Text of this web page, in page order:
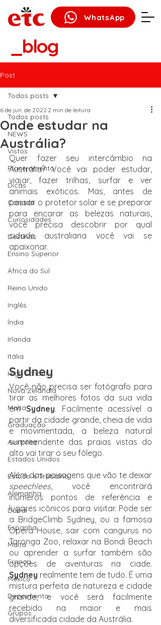
WhatsApp
_blog
Post
Todos posts
NEWS
Vistos
Planejamento
Dicas
Canadá
Curiosidades
Destinos
Ensino Superior
África do Sul
Reino Unido
Inglês
Índia
Irlanda
Itália
High School
Nova Zelândia
Malta
Graduação
Austrália
Estados Unidos
Estudo e Trabalho
Alemanha
Dubai
Espanha
Malta
França
México
Depoimento
Grupos
Todos posts
Onde estudar na
Austrália?
6 de jun. de 2022 2 min de leitura
Quer fazer seu intercâmbio na
Austrália? Você vai poder estudar,
viajar, fazer trilhas, surfar e ver
animais exóticos. Mas, antes de
passar o protetor solar e se preparar
para encarar as belezas naturais,
você precisa descobrir por qual
cidade australiana você vai se
apaixonar.
Sydney
Você não precisa ser fotógrafo para
tirar as melhores fotos da sua vida
em Sydney. Facilmente acessível a
partir da cidade grande, cheia de vida
e movimentada, a beleza natural
surpreendente das praias vistas do
alto vai tirar o seu fôlego.
speechlees , você encontrará
inúmeros pontos de referência e
lugares icônicos para visitar. Pode ser
a BridgeClimb Sydney, ou a famosa
Opera House, sair com cangurus no
Taronga Zoo, relaxar na Bondi Beach
ou aprender a surfar também são
Sydney realmente tem de tudo. É uma
mistura perfeita de natureza e cidade
grande, e você será facilmente
recebido na maior e mais
diversificada cidade da Austrália.